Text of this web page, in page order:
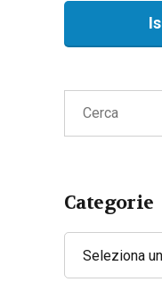
Recupero
Categorie
Seleziona